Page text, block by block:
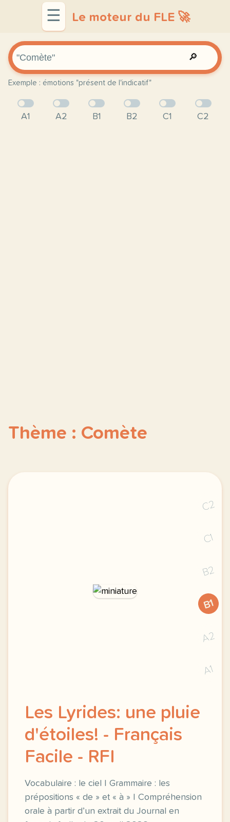
☰ Le moteur du FLE 🚀
🔎
Exemple : émotions "présent de l'indicatif"
A1 A2 B1 B2 C1 C2
Thème : Comète
C2
C1
B2
B1
A2
A1
Les Lyrides: une pluie
d'étoiles! - Français
Facile - RFI
Vocabulaire : le ciel | Grammaire : les
prépositions « de » et « à » | Compréhension
orale à partir d’un extrait du Journal en